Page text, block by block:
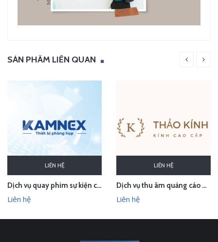
SẢN PHẨM LIÊN QUAN
LIÊN HỆ
Dịch vụ quay phim sự kiện cho CTCP Kamnex
Liên hệ
LIÊN HỆ
Dịch vụ thu âm quảng cáo phát loa cho Thảo Kính Store
Liên hệ